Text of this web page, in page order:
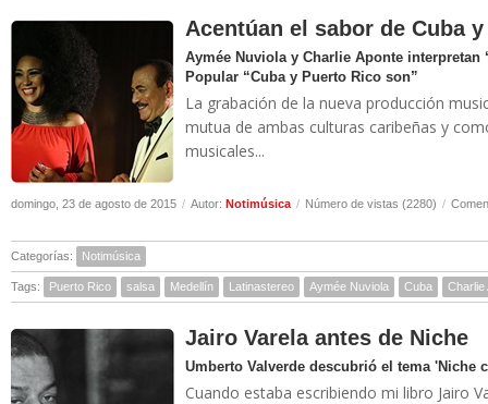
Acentúan el sabor de Cuba
Aymée Nuviola y Charlie Aponte interpretan
Popular “Cuba y Puerto Rico son”
La grabación de la nueva producción
mutua de ambas culturas caribeñas y
musicales...
domingo, 23 de agosto de 2015 / Autor: Notimúsica / Número de vistas (2280) /
Categorías: Notimúsica
Tags: Puerto Rico salsa Medellín Latinastereo Aymée Nuviola Cuba Charlie
Jairo Varela antes de Niche
Umberto Valverde descubrió el tema 'Niche
Cuando estaba escribiendo mi libro Jairo